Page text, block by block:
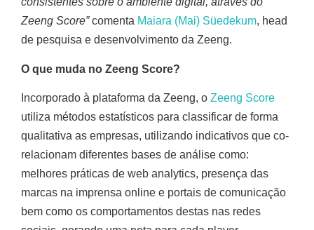
Zeeng Score”comenta Maiara (Mai) Süedekum, head
de pesquisa e desenvolvimento da Zeeng.
O que muda no Zeeng Score?
Incorporado à plataforma da Zeeng, o Zeeng Score
utiliza métodos estatísticos para classificar de forma
qualitativa as empresas, utilizando indicativos que co-
relacionam diferentes bases de análise como:
melhores práticas de web analytics, presença das
marcas na imprensa online e portais de comunicação
bem como os comportamentos destas nas redes